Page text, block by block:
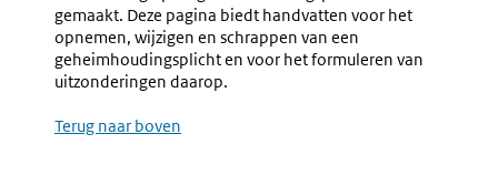
gemaakt. Deze pagina biedt handvatten voor het
opnemen, wijzigen en schrappen van een
geheimhoudingsplicht en voor het formuleren van
uitzonderingen daarop.
Terug naar boven